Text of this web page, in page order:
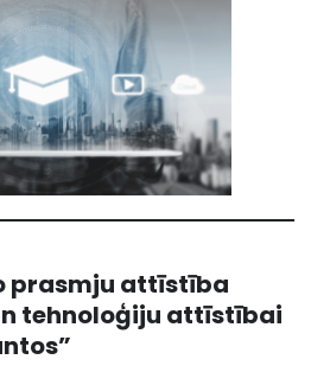
prasmju attīstība
tehnoloģiju attīstībai